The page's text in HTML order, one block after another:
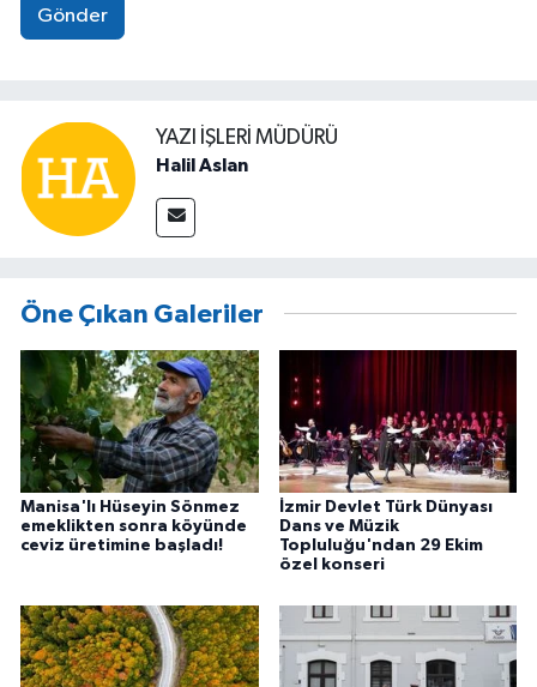
Gönder
YAZI İŞLERİ MÜDÜRÜ
Halil Aslan
Öne Çıkan Galeriler
Manisa'lı Hüseyin Sönmez
emeklikten sonra köyünde
ceviz üretimine başladı!
İzmir Devlet Türk Dünyası
Dans ve Müzik
Topluluğu'ndan 29 Ekim
özel konseri